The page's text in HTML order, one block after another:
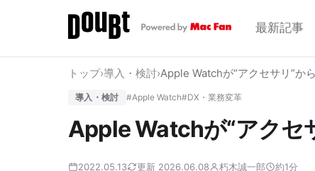
最新記事
トップ›導入・検討›Apple Watchが“アクセサリ”か
導入・検討 #Apple Watch#DX・業務変革
Apple Watchが“アクセ
2022.05.13 更新 2026.06.08 朽木誠一郎 約1分